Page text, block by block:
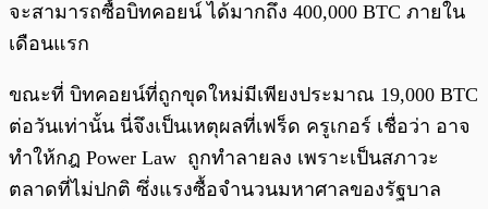
จะสามารถซื้อบิทคอยน์ ได้มากถึง 400,000 BTC ภายใน
เดือนแรก
ขณะที่ บิทคอยน์ที่ถูกขุดใหม่มีเพียงประมาณ 19,000 BTC
ต่อวันเท่านั้น นี่จึงเป็นเหตุผลที่เฟร็ด ครูเกอร์ เชื่อว่า อาจ
ทำให้กฎ Power Law ถูกทำลายลง เพราะเป็นสภาวะ
ตลาดที่ไม่ปกติ ซึ่งแรงซื้อจำนวนมหาศาลของรัฐบาล